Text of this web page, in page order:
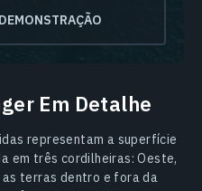
Em Detalhe
representam a superfície
em três cordilheiras: Oeste,
as terras dentro e fora da